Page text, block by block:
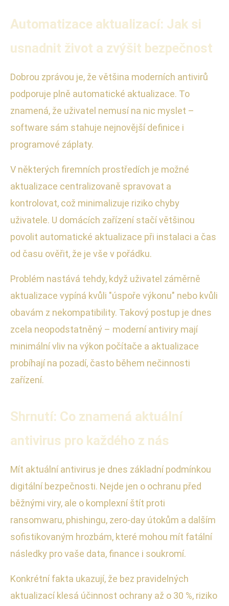
Automatizace aktualizací: Jak si
usnadnit život a zvýšit bezpečnost
Dobrou zprávou je, že většina moderních antivirů
podporuje plně automatické aktualizace. To
znamená, že uživatel nemusí na nic myslet –
software sám stahuje nejnovější definice i
programové záplaty.
V některých firemních prostředích je možné
aktualizace centralizovaně spravovat a
kontrolovat, což minimalizuje riziko chyby
uživatele. U domácích zařízení stačí většinou
povolit automatické aktualizace při instalaci a čas
od času ověřit, že je vše v pořádku.
Problém nastává tehdy, když uživatel záměrně
aktualizace vypíná kvůli "úspoře výkonu" nebo kvůli
obavám z nekompatibility. Takový postup je dnes
zcela neopodstatněný – moderní antiviry mají
minimální vliv na výkon počítače a aktualizace
probíhají na pozadí, často během nečinnosti
zařízení.
Shrnutí: Co znamená aktuální
antivirus pro každého z nás
Mít aktuální antivirus je dnes základní podmínkou
digitální bezpečnosti. Nejde jen o ochranu před
běžnými viry, ale o komplexní štít proti
ransomwaru, phishingu, zero-day útokům a dalším
sofistikovaným hrozbám, které mohou mít fatální
následky pro vaše data, finance i soukromí.
Konkrétní fakta ukazují, že bez pravidelných
aktualizací klesá účinnost ochrany až o 30 %, riziko